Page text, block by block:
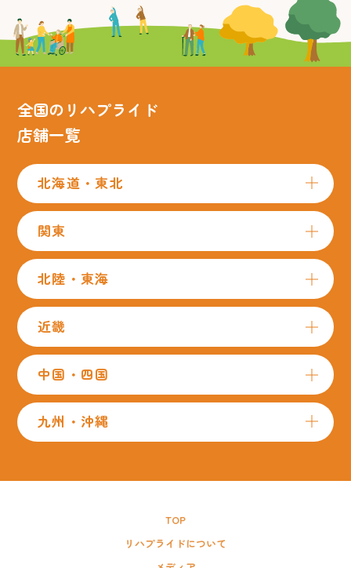
全国のリハプライド
店舗一覧
北海道・東北
関東
北陸・東海
近畿
中国・四国
九州・沖縄
TOP
リハプライドについて